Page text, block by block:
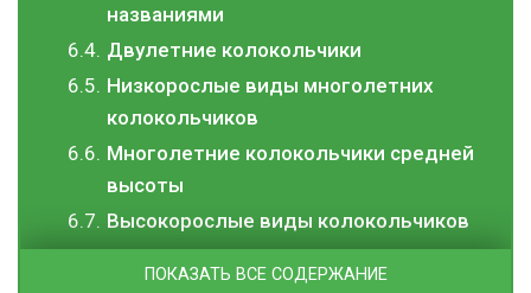
названиями
Двулетние колокольчики
Низкорослые виды многолетних
колокольчиков
Многолетние колокольчики средней
высоты
Высокорослые виды колокольчиков
ПОКАЗАТЬ ВСЕ СОДЕРЖАНИЕ